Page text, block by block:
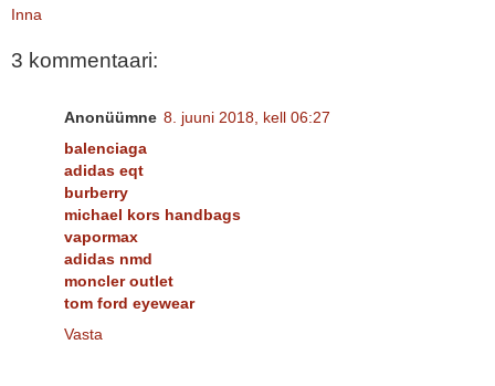
Inna
3 kommentaari:
Anonüümne 8. juuni 2018, kell 06:27
balenciaga
adidas eqt
burberry
michael kors handbags
vapormax
adidas nmd
moncler outlet
tom ford eyewear
Vasta